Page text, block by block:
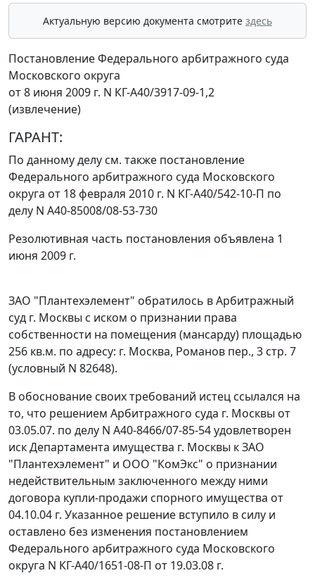
Актуальную версию документа смотрите здесь
Постановление Федерального арбитражного суда
Московского округа
от 8 июня 2009 г. N КГ-А40/3917-09-1,2
(извлечение)
ГАРАНТ:
По данному делу см. также постановление
Федерального арбитражного суда Московского
округа от 18 февраля 2010 г. N КГ-А40/542-10-П по
делу N А40-85008/08-53-730
Резолютивная часть постановления объявлена 1
июня 2009 г.
ЗАО "Плантехэлемент" обратилось в Арбитражный
суд г. Москвы с иском о признании права
собственности на помещения (мансарду) площадью
256 кв.м. по адресу: г. Москва, Романов пер., 3 стр. 7
(условный N 82648).
В обоснование своих требований истец ссылался на
то, что решением Арбитражного суда г. Москвы от
03.05.07. по делу N А40-8466/07-85-54 удовлетворен
иск Департамента имущества г. Москвы к ЗАО
"Плантехэлемент" и ООО "КомЭкс" о признании
недействительным заключенного между ними
договора купли-продажи спорного имущества от
04.10.04 г. Указанное решение вступило в силу и
оставлено без изменения постановлением
Федерального арбитражного суда Московского
округа N КГ-А40/1651-08-П от 19.03.08 г.